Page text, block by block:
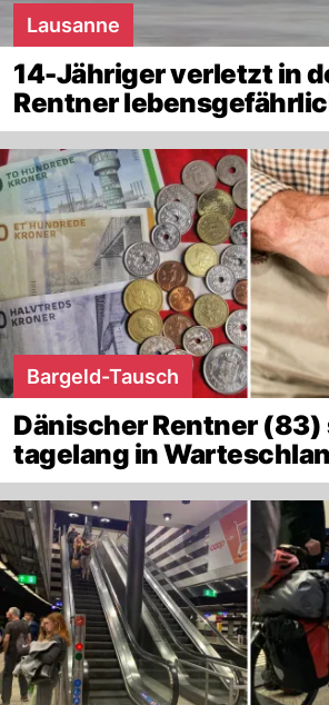
Lausanne
14-Jähriger verletzt in
Rentner
Bargeld-Tausch
Dänischer Rentner
tagelang in